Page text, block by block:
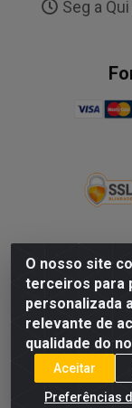
O nosso site
terceiros para
personalizada
relevante de
qualidade do
Aceitar
Preferências
Seg a
NALESSO
Paulo
Velha/ES -